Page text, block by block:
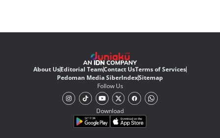
About UsEditorial TeamContact UsTerms of Services
Pedoman Media SiberIndexSitemap
Follow Us
Download